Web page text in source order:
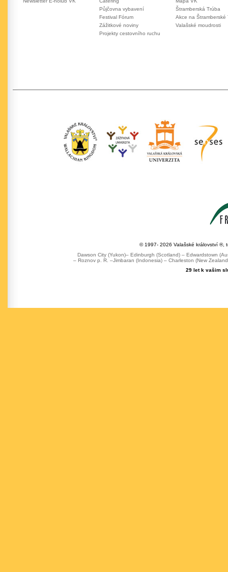
Půjčovna vybavení
Festival Fórum
Zážitkové noviny
Projekty cestovního ruchu
Štramberská Trúba
Akce na Štramberské
Valašské moudrosti
© 1997- 2026 Valašské království ®,
Dawson City (Yukon)– Edinburgh (Scotland) – Edwardstown
– Roznov p. R. –Jimbaran (Indonesia) – Charleston (New
29 let k vašim